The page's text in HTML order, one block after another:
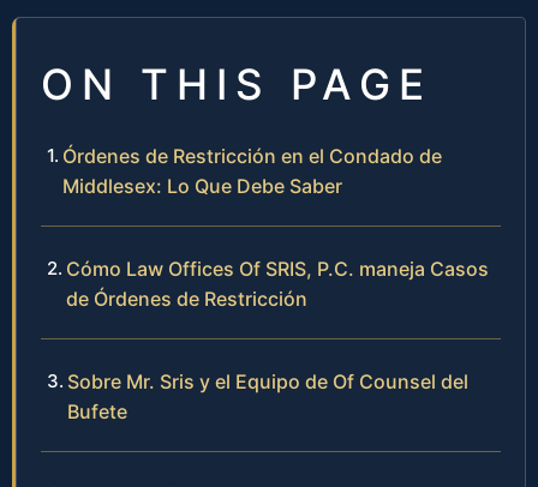
ON THIS PAGE
Órdenes de Restricción en el Condado de
Middlesex: Lo Que Debe Saber
Cómo Law Offices Of SRIS, P.C. maneja Casos
de Órdenes de Restricción
Sobre Mr. Sris y el Equipo de Of Counsel del
Bufete